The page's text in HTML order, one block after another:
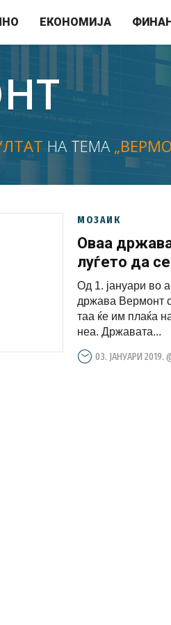
ЕКОНОМИЈА
НА ТЕМА
МОЗАИК
Оваа
луѓето да
Од 1. јануари во
држава Вермонт
таа ќе им плаќа
неа. Државата...
03. ЈАНУАРИ 2019.